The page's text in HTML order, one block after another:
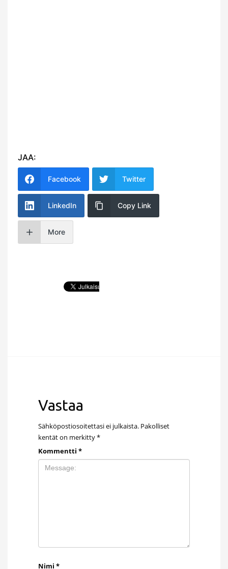
JAA:
Facebook Twitter
LinkedIn Copy Link
More
Vastaa
Sähköpostiosoitettasi ei julkaista. Pakolliset
kentät on merkitty*
Kommentti *
Nimi *